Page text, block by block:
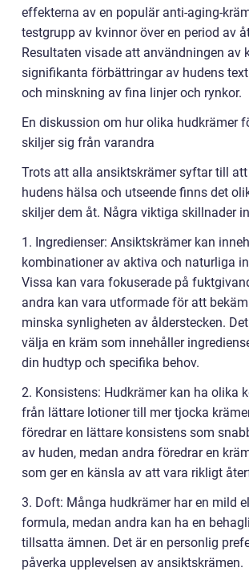
effekterna av en populär anti-aging-
testgrupp av kvinnor över en period av
Resultaten visade att användningen av
signifikanta förbättringar av hudens
och minskning av fina linjer och rynkor.
En diskussion om hur olika hudkrämer
skiljer sig från varandra
Trots att alla ansiktskrämer syftar till
hudens hälsa och utseende finns det
skiljer dem åt. Några viktiga skillnader
1. Ingredienser: Ansiktskrämer kan
kombinationer av aktiva och naturliga
Vissa kan vara fokuserade på
andra kan vara utformade för att
minska synligheten av ålderstecken.
välja en kräm som innehåller
din hudtyp och specifika behov.
2. Konsistens: Hudkrämer kan ha olika
från lättare lotioner till mer tjocka
föredrar en lättare konsistens som
av huden, medan andra föredrar en
som ger en känsla av att vara rikligt
3. Doft: Många hudkrämer har en mild
formula, medan andra kan ha en
tillsatta ämnen. Det är en personlig
påverka upplevelsen av ansiktskrämen.